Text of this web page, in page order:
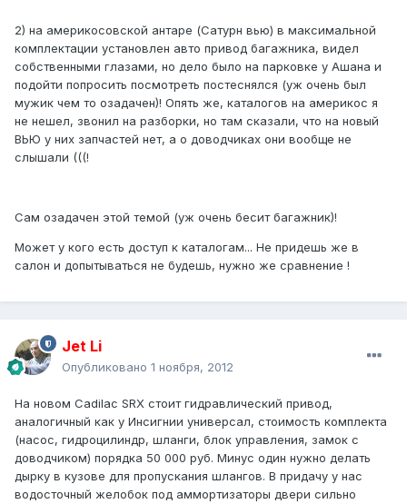
2) на америкосовской антаре (Сатурн вью) в максимальной
комплектации установлен авто привод багажника, видел
собственными глазами, но дело было на парковке у Ашана и
подойти попросить посмотреть постеснялся (уж очень был
мужик чем то озадачен)! Опять же, каталогов на америкос я
не нешел, звонил на разборки, но там сказали, что на новый
ВЬЮ у них запчастей нет, а о доводчиках они вообще не
слышали (((!
Сам озадачен этой темой (уж очень бесит багажник)!
Может у кого есть доступ к каталогам... Не придешь же в
салон и допытываться не будешь, нужно же сравнение !
Jet Li
Опубликовано 1 ноября, 2012
На новом Cadilac SRX стоит гидравлический привод,
аналогичный как у Инсигнии универсал, стоимость комплекта
(насос, гидроцилиндр, шланги, блок управления, замок с
доводчиком) порядка 50 000 руб. Минус один нужно делать
дырку в кузове для пропускания шлангов. В придачу у нас
водосточный желобок под аммортизаторы двери сильно